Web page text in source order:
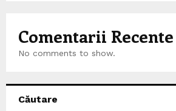
Comentarii Recente
No comments to show.
Căutare